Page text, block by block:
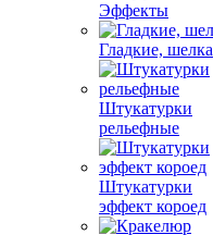
Эффекты
Гладкие, шелка
Штукатурки
рельефные
Штукатурки
эффект короед